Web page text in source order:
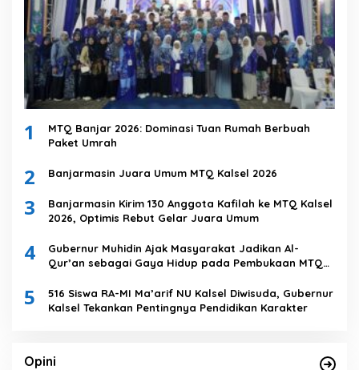
1
MTQ Banjar 2026: Dominasi Tuan Rumah Berbuah
Paket Umrah
2 Banjarmasin Juara Umum MTQ Kalsel 2026
3
Banjarmasin Kirim 130 Anggota Kafilah ke MTQ Kalsel
2026, Optimis Rebut Gelar Juara Umum
4
Gubernur Muhidin Ajak Masyarakat Jadikan Al-
Qur’an sebagai Gaya Hidup pada Pembukaan MTQ
5
516 Siswa RA-MI Ma’arif NU Kalsel Diwisuda, Gubernur
Kalsel Tekankan Pentingnya Pendidikan Karakter
Opini